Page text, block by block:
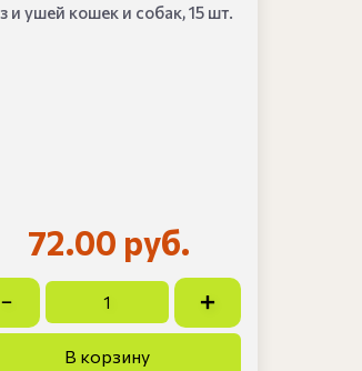
и ушей кошек и собак, 15 шт.
72.00 руб.